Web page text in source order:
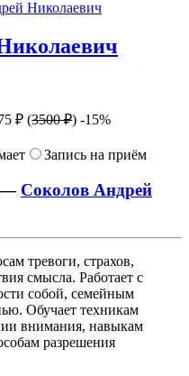
₽ (3500 ₽) -15%
Запись на приём
— Соколов Андрей
тревоги, страхов,
смысла. Работает с
собой, семейным
Обучает техникам
внимания, навыкам
разрешения